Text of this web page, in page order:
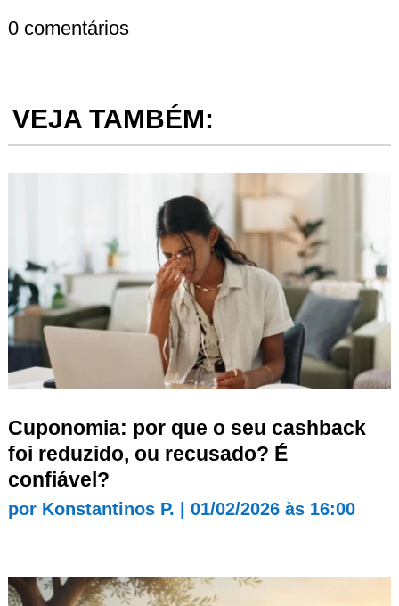
0 comentários
VEJA TAMBÉM:
Cuponomia: por que o seu cashback
foi reduzido, ou recusado? É
confiável?
por Konstantinos P. 01/02/2026 às 16:00